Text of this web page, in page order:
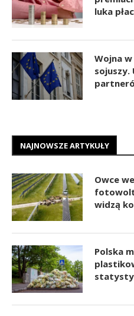
luka
Wojna
sojuszy.
NAJNOWSZE ARTYKUŁY
Owce
widzą
Polska